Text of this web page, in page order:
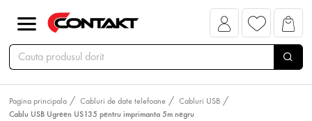
Pagina principala Cabluri de date telefoane
Cabluri USB
Cablu USB Ugreen US135 pentru imprimanta 5m negru